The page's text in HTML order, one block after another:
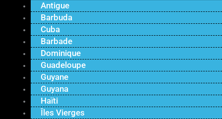
Antigue
Barbuda
Cuba
Barbade
Dominique
Guadeloupe
Guyane
Guyana
Haïti
Îles Vierges